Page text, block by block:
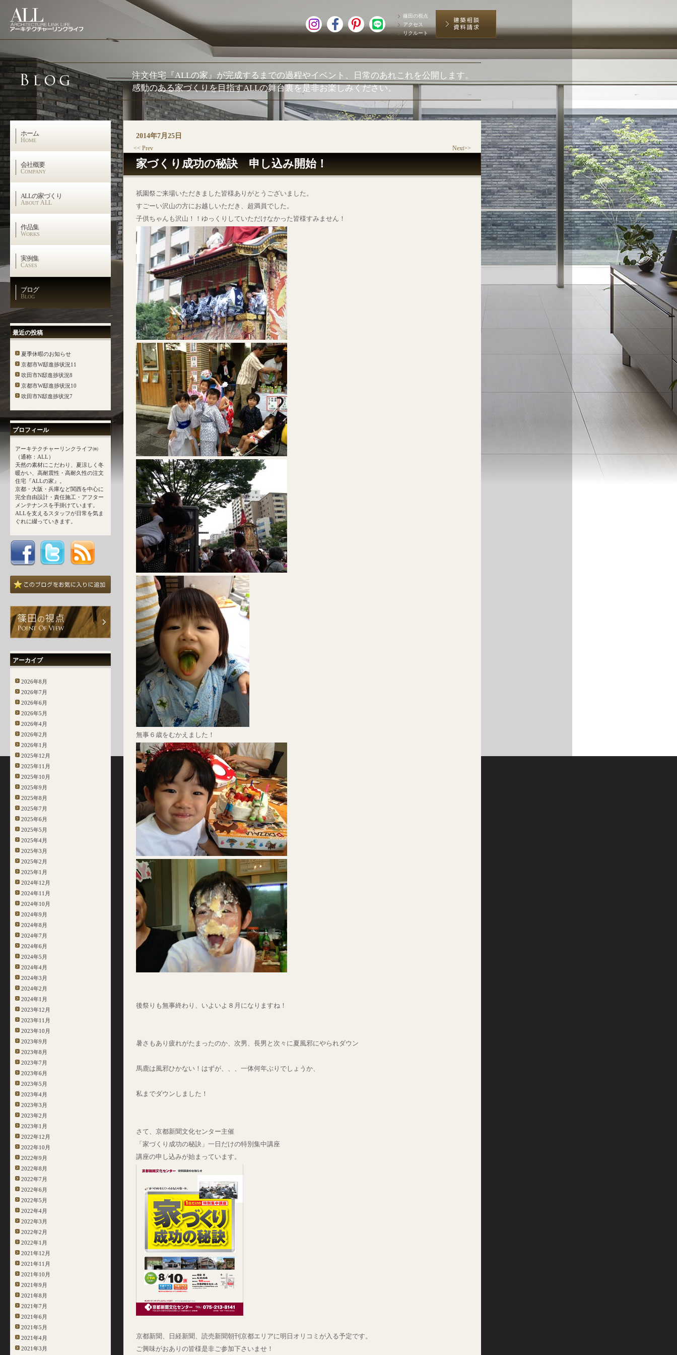
篠田の視点
アクセス
リクルート
注文住宅『ALLの家』が完成するまでの過程やイベント、日常のあれこれを公開します。
感動のある家づくりを目指すALLの舞台裏を是非お楽しみください。
ホーム
HOME
会社概要
COMPANY
ALLの家づくり
ABOUT ALL
作品集
WORKS
実例集
CASES
ブログ
BLOG
最近の投稿
夏季休暇のお知らせ
京都市W邸進捗状況11
吹田市N邸進捗状況8
京都市W邸進捗状況10
吹田市N邸進捗状況7
プロフィール
アーキテクチャーリンクライフ㈱
（通称：ALL）
天然の素材にこだわり、夏涼しく冬
暖かい、高耐震性・高耐久性の注文
住宅『ALLの家』。
京都・大阪・兵庫など関西を中心に
完全自由設計・責任施工・アフター
メンテナンスを手掛けています。
ALLを支えるスタッフが日常を気ま
ぐれに綴っていきます。
アーカイブ
2026年8月
2026年7月
2026年6月
2026年5月
2026年4月
2026年2月
2026年1月
2025年12月
2025年11月
2025年10月
2025年9月
2025年8月
2025年7月
2025年6月
2025年5月
2025年4月
2025年3月
2025年2月
2025年1月
2024年12月
2024年11月
2024年10月
2024年9月
2024年8月
2024年7月
2024年6月
2024年5月
2024年4月
2024年3月
2024年2月
2024年1月
2023年12月
2023年11月
2023年10月
2023年9月
2023年8月
2023年7月
2023年6月
2023年5月
2023年4月
2023年3月
2023年2月
2023年1月
2022年12月
2022年10月
2022年9月
2022年8月
2022年7月
2022年6月
2022年5月
2022年4月
2022年3月
2022年2月
2022年1月
2021年12月
2021年11月
2021年10月
2021年9月
2021年8月
2021年7月
2021年6月
2021年5月
2021年4月
2021年3月
2014年7月25日
<< Prev Next>>
家づくり成功の秘訣 申し込み開始！
祇園祭ご来場いただきました皆様ありがとうございました。
すごーい沢山の方にお越しいただき、超満員でした。
子供ちゃんも沢山！！ゆっくりしていただけなかった皆様すみません！
無事６歳をむかえました！
後祭りも無事終わり、いよいよ８月になりますね！
暑さもあり疲れがたまったのか、次男、長男と次々に夏風邪にやられダウン
馬鹿は風邪ひかない！はずが、、、一体何年ぶりでしょうか、
私までダウンしました！
さて、京都新聞文化センター主催
「家づくり成功の秘訣」一日だけの特別集中講座
講座の申し込みが始まっています。
京都新聞、日経新聞、読売新聞朝刊京都エリアに明日オリコミが入る予定です。
ご興味がおありの皆様是非ご参加下さいませ！